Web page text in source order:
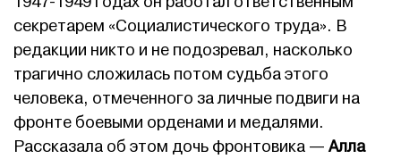
секретарем «Социалистического труда». В
редакции никто и не подозревал, насколько
трагично сложилась потом судьба этого
человека, отмеченного за личные подвиги на
фронте боевыми орденами и медалями.
Рассказала об этом дочь фронтовика — Алла